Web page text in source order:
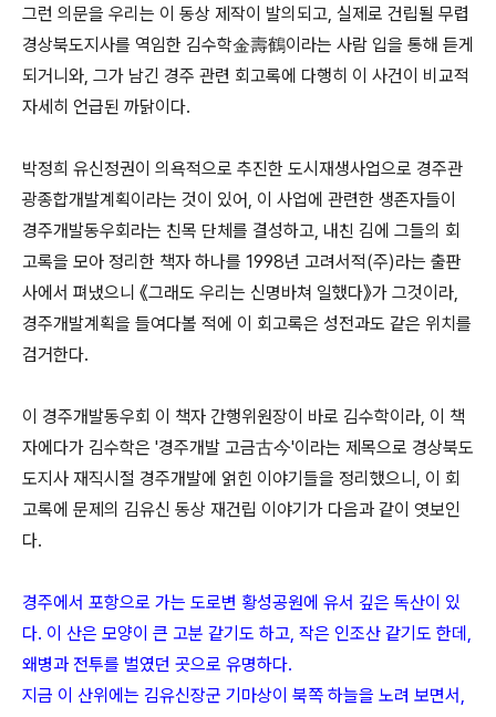
그런 의문을 우리는 이 동상 제작이 발의되고, 실제로 건립될 무렵
경상북도지사를 역임한 김수학金壽鶴이라는 사람 입을 통해 듣게
되거니와, 그가 남긴 경주 관련 회고록에 다행히 이 사건이 비교적
자세히 언급된 까닭이다.
박정희 유신정권이 의욕적으로 추진한 도시재생사업으로 경주관
광종합개발계획이라는 것이 있어, 이 사업에 관련한 생존자들이
경주개발동우회라는 친목 단체를 결성하고, 내친 김에 그들의 회
고록을 모아 정리한 책자 하나를 1998년 고려서적(주)라는 출판
사에서 펴냈으니 《그래도 우리는 신명바쳐 일했다》가 그것이라,
경주개발계획을 들여다볼 적에 이 회고록은 성전과도 같은 위치를
검거한다.
이 경주개발동우회 이 책자 간행위원장이 바로 김수학이라, 이 책
자에다가 김수학은 '경주개발 고금古今'이라는 제목으로 경상북도
도지사 재직시절 경주개발에 얽힌 이야기들을 정리했으니, 이 회
고록에 문제의 김유신 동상 재건립 이야기가 다음과 같이 엿보인
다.
경주에서 포항으로 가는 도로변 황성공원에 유서 깊은 독산이 있
다. 이 산은 모양이 큰 고분 같기도 하고, 작은 인조산 같기도 한데,
왜병과 전투를 벌였던 곳으로 유명하다.
지금 이 산위에는 김유신장군 기마상이 북쪽 하늘을 노려 보면서,